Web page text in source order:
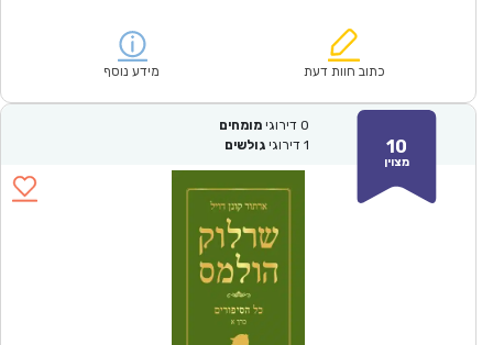
₪70.00.
הוא:
כתוב חוות דעת מידע נוסף
10
מצוין
0 דירוגי מומחים
1 דירוגי גולשים